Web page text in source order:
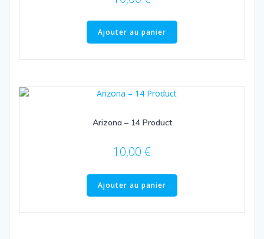
Ajouter au panier
Arizona – 14 Product
10,00 €
Ajouter au panier